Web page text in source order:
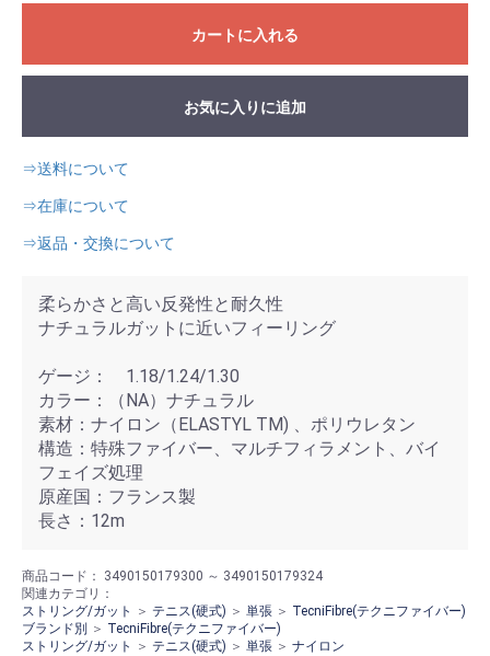
カートに入れる
お気に入りに追加
⇒送料について
⇒在庫について
⇒返品・交換について
柔らかさと高い反発性と耐久性
ナチュラルガットに近いフィーリング
ゲージ： 1.18/1.24/1.30
カラー：（NA）ナチュラル
素材：ナイロン（ELASTYL TM) 、ポリウレタン
構造：特殊ファイバー、マルチフィラメント、バイ
フェイズ処理
原産国：フランス製
長さ：12m
商品コード： 3490150179300 ～ 3490150179324
関連カテゴリ：
ストリング/ガット
＞ テニス(硬式) ＞ 単張 ＞ TecniFibre(テクニファイバー)
ブランド別
＞ TecniFibre(テクニファイバー)
ストリング/ガット
＞ テニス(硬式) ＞ 単張 ＞ ナイロン